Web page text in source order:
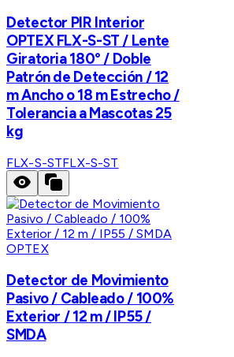
Detector PIR Interior
OPTEX FLX-S-ST / Lente
Giratoria 180° / Doble
Patrón de Detección / 12
m Ancho o 18 m Estrecho /
Tolerancia a Mascotas 25
kg
FLX-S-STFLX-S-ST
OPTEX
Detector de Movimiento
Pasivo / Cableado / 100%
Exterior / 12 m / IP55 /
SMDA